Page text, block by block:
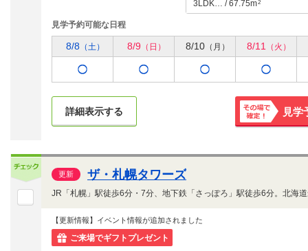
3LDK… / 67.75m2
見学予約可能な日程
8/8 （土） 8/9 （日） 8/10 （月） 8/11 （火）
詳細表示する
その場で
見学
更新 ザ・札幌タワーズ
【更新情報】イベント情報が追加されました
ご来場でギフトプレゼント